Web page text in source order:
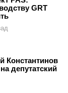
GRT
Константинов
депутатский